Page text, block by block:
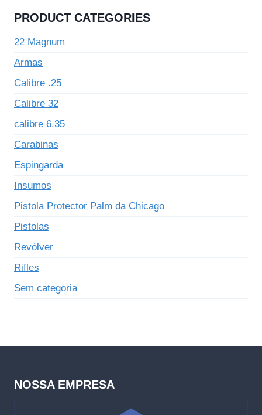
PRODUCT CATEGORIES
22 Magnum
Armas
Calibre .25
Calibre 32
calibre 6.35
Carabinas
Espingarda
Insumos
Pistola Protector Palm da Chicago
Pistolas
Revólver
Rifles
Sem categoria
NOSSA EMPRESA